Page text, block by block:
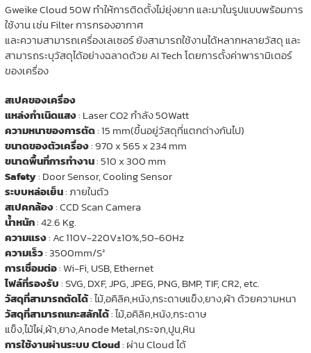
Gweike Cloud 50W ทำให้การติดตั้งไม่ยุ่งยาก และมาในรูปแบบพร้อมการ
ใช้งาน เช่น Filter การกรองอากาศ
และความสามารถเครื่องเลเซอร์ ยังสามารถใช้งานได้หลากหลายวัสดุ และ
สามารถระบุวัสดุได้อย่างฉลาดด้วย AI Tech โดยการตั้งค่าพารามิเตอร์
ของเครื่อง
สเปคของเครื่อง
แหล่งกำเนิดแสง: Laser CO2 กำลัง 50Watt
ความหนาของการตัด: 15 mm(ขึ้นอยู่วัสดุที่แตกต่างกันไป)
ขนาดของตัวเครื่อง: 970 x 565 x 234 mm
ขนาดพื้นที่การทำงาน: 510 x 300 mm
Safety: Door Sensor, Cooling Sensor
ระบบหล่อเย็น: ภายในตัว
สเปคกล้อง: CCD Scan Camera
น้ำหนัก: 42.6 Kg.
ความแรง: Ac 110V-220V±10%,50-60Hz
ความเร็ว: 3500mm/S²
การเชื่อมต่อ: Wi-Fi, USB, Ethernet
ไฟล์ที่รองรับ: SVG, DXF, JPG, JPEG, PNG, BMP, TIF, CR2, etc.
วัสดุที่สามารถตัดได้: ไม้,อคิลิค,หนัง,กระดาษแข็ง,ยาง,ผ้า ด้วยความหนา
วัสดุที่สามารถแกะสลักได้: ไม้,อคิลิค,หนัง,กระดาษ
แข็ง,ไม้ไผ่,ผ้า,ยาง,Anode Metal,กระจก,ปูน,หิน
การใช้งานผ่านระบบ Cloud: ผ่าน Cloud ได้